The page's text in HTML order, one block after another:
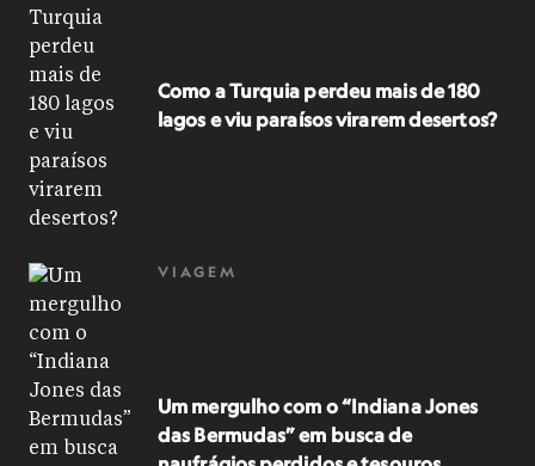
Como a Turquia perdeu mais de 180
lagos e viu paraísos virarem desertos?
VIAGEM
Um mergulho com o “Indiana Jones
das Bermudas” em busca de